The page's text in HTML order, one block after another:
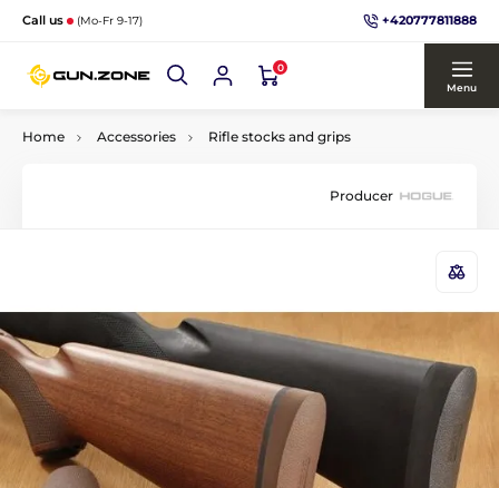
Call us (Mo-Fr 9-17) +420777811888
0
Menu
Home Accessories Rifle stocks and grips
Producer